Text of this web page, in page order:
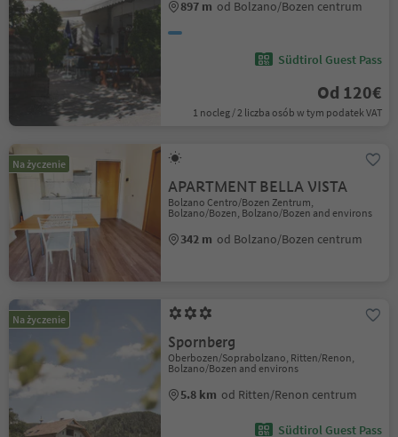
897 m od Bolzano/Bozen centrum
Südtirol Guest Pass
Od 120€
1 nocleg / 2 liczba osób w tym podatek VAT
Na życzenie
APARTMENT BELLA VISTA
Bolzano Centro/Bozen Zentrum,
Bolzano/Bozen, Bolzano/Bozen and environs
342 m od Bolzano/Bozen centrum
Na życzenie
Spornberg
Oberbozen/Soprabolzano, Ritten/Renon,
Bolzano/Bozen and environs
5.8 km od Ritten/Renon centrum
Südtirol Guest Pass